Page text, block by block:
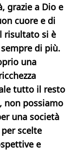
grazie a Dio e
cuore e di
risultato si è
di più.
una
tutto il resto
non possiamo
una società
scelte
e